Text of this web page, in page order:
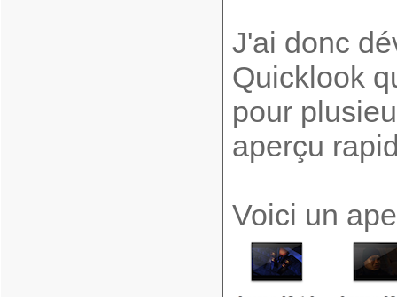
J'ai donc
Quicklook
pour
aperçu
Voici un